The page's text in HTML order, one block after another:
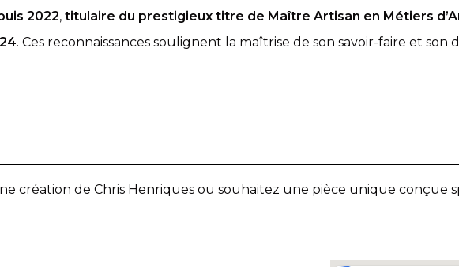
2022, titulaire du prestigieux titre de Maître Artisan en Métiers
. Ces reconnaissances soulignent la maîtrise de son savoir-faire et son
création de Chris Henriques ou souhaitez une pièce unique conçue